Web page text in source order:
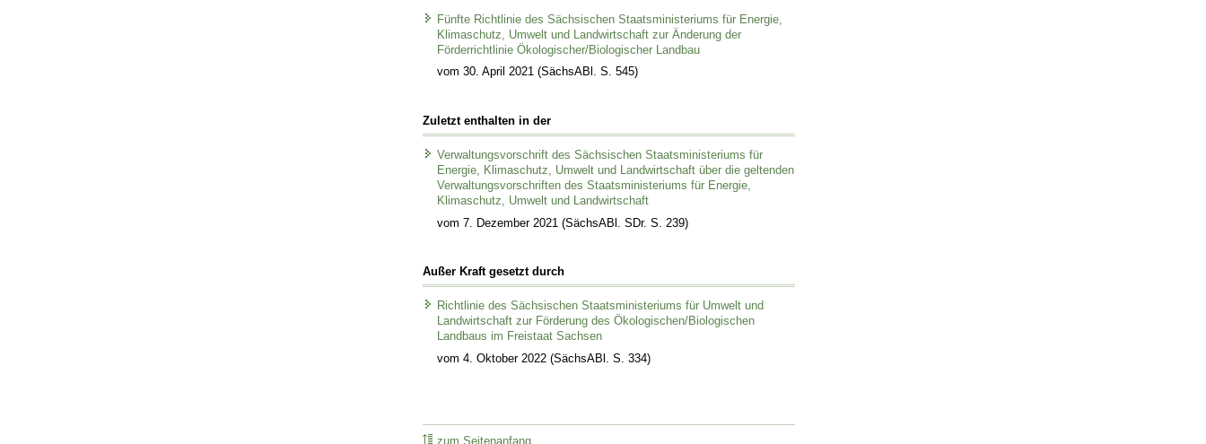
Fünfte Richtlinie des Sächsischen Staatsministeriums für Energie,
Klimaschutz, Umwelt und Landwirtschaft zur Änderung der
Förderrichtlinie Ökologischer/Biologischer Landbau
vom 30. April 2021 (SächsABl. S. 545)
Zuletzt enthalten in der
Verwaltungsvorschrift des Sächsischen Staatsministeriums für
Energie, Klimaschutz, Umwelt und Landwirtschaft über die geltenden
Verwaltungsvorschriften des Staatsministeriums für Energie,
Klimaschutz, Umwelt und Landwirtschaft
vom 7. Dezember 2021 (SächsABl. SDr. S. 239)
Außer Kraft gesetzt durch
Richtlinie des Sächsischen Staatsministeriums für Umwelt und
Landwirtschaft zur Förderung des Ökologischen/Biologischen
Landbaus im Freistaat Sachsen
vom 4. Oktober 2022 (SächsABl. S. 334)
zum Seitenanfang